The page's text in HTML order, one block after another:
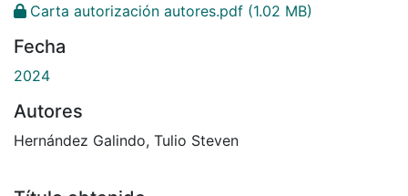
Carta autorización autores.pdf (1.02 MB)
Fecha
2024
Autores
Hernández Galindo, Tulio Steven